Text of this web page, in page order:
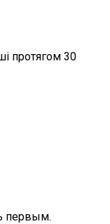
протягом 30
первым.